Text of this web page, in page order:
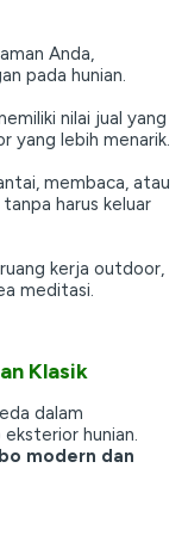
Anda,
pada hunian.
nilai jual yang
yang lebih menarik.
membaca, atau
harus keluar
kerja outdoor,
meditasi.
Klasik
dalam
hunian.
modern dan